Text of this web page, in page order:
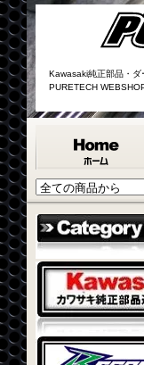
Kawasaki純正部品・
PURETECH